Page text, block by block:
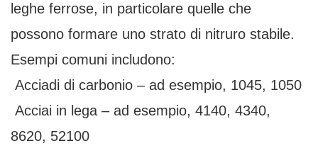
leghe ferrose, in particolare quelle che
possono formare uno strato di nitruro stabile.
Esempi comuni includono:
Acciadi di carbonio – ad esempio, 1045, 1050
Acciai in lega – ad esempio, 4140, 4340,
8620, 52100